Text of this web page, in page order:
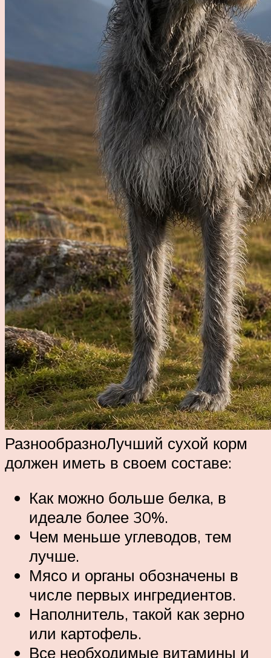
РазнообразноЛучший сухой корм
должен иметь в своем составе:
Как можно больше белка, в
идеале более 30%.
Чем меньше углеводов, тем
лучше.
Мясо и органы обозначены в
числе первых ингредиентов.
Наполнитель, такой как зерно
или картофель.
Все необходимые витамины и